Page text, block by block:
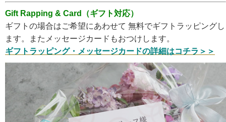
Gift Rapping & Card（ギフト対応）
ギフトの場合はご希望にあわせて 無料でギフトラッピングし
ます。またメッセージカードもおつけします。
ギフトラッピング・メッセージカードの詳細はコチラ＞＞